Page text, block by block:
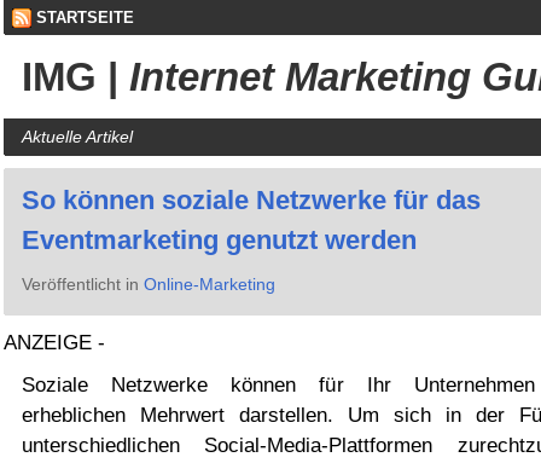
STARTSEITE
IMG | Internet Marketing
Aktuelle Artikel
So können soziale Netzwerke für das
Eventmarketing genutzt werden
Veröffentlicht in Online-Marketing
ANZEIGE -
Soziale Netzwerke können für Ihr
erheblichen Mehrwert darstellen. Um sich in der
unterschiedlichen Social-Media-Plattformen